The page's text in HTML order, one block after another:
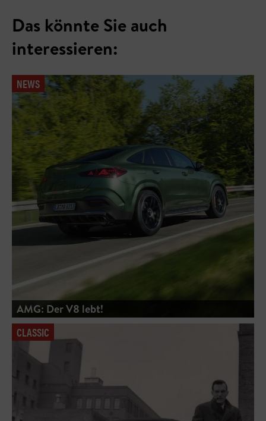
Das könnte Sie auch
interessieren:
NEWS
AMG: Der V8 lebt!
CLASSIC